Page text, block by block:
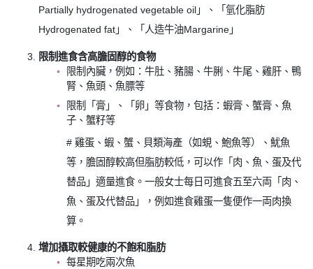
Partially hydrogenated vegetable oil」、「氫化脂肪
Hydrogenated fat」、「人造牛油Margarine」
限制進食含高膽固醇的食物
限制內臟，例如：牛肚、豬腸、牛脷、牛尾、雞肝、鴨
腎、魚頭、魚膘等
限制「膏」、「卵」等食物，包括：蝦膏、蟹膏、魚
子、蟹籽等
# 雞蛋、蝦、蟹、貝類海產（如蜆、鮑魚等）、魷魚
等，膽固醇較高但脂肪較低，可以作「肉、魚、蛋及代
替品」適量進食。一般女士每日可進食五至六両「肉、
魚、蛋及代替品」，例如進食雞蛋一隻便作一両肉換
算。
增加攝取較健康的不飽和脂肪
每星期吃兩次魚